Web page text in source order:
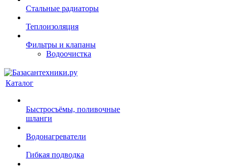
Стальные радиаторы
Теплоизоляция
Фильтры и клапаны
Водоочистка
Каталог
Быстросъёмы, поливочные
шланги
Водонагреватели
Гибкая подводка